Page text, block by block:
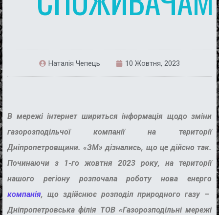
Наталія Чепець 10 Жовтня, 2023
В мережі інтернет шириться інформація щодо зміни
газорозподільчої компанії на території
Дніпропетровщини. «ЗМ» дізнались, що це дійсно так.
Починаючи з
1-го жовтня 2023 року, на території
нашого регіону розпочала роботу нова енерго
компанія, що здійснює розподіл природного газу –
Дніпропетровська філія ТОВ «Газорозподільні мережі